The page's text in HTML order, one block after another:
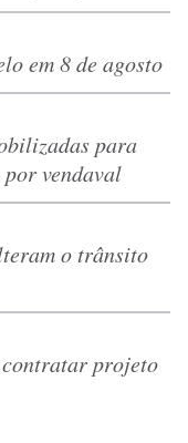
em 8 de agosto
para
vendaval
o trânsito
projeto